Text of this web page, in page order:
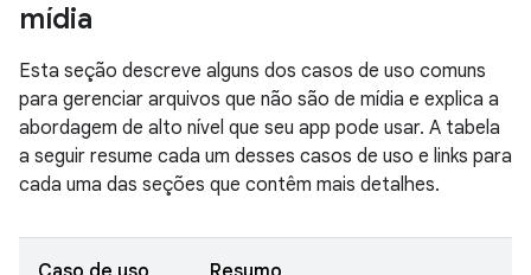
mídia
Esta seção descreve alguns dos casos de uso comuns
para gerenciar arquivos que não são de mídia e explica a
abordagem de alto nível que seu app pode usar. A tabela
a seguir resume cada um desses casos de uso e links para
cada uma das seções que contêm mais detalhes.